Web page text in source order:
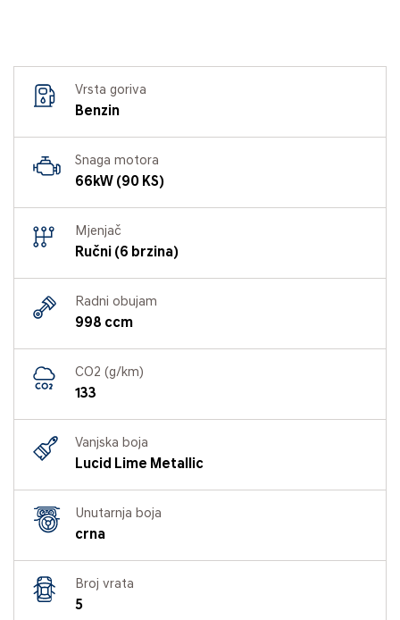
Vrsta goriva
Benzin
Snaga motora
66kW (90 KS)
Mjenjač
Ručni (6 brzina)
Radni obujam
998 ccm
CO2 (g/km)
133
Vanjska boja
Lucid Lime Metallic
Unutarnja boja
crna
Broj vrata
5